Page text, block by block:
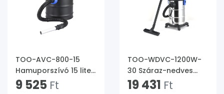
TOO-AVC-800-15
Hamuporszívó 15 liter,
800W
9 525 Ft
TOO-WDVC-1200W-
30 Száraz-nedves
porszívó 30 liter,
19 431 Ft